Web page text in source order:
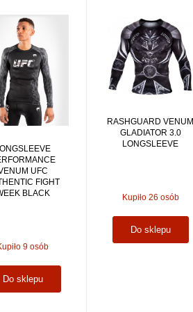
UFC
FIGHT
BLACK
9 osób
Do sklepu
RASHGUARD VENUM
GLADIATOR 3.0
LONGSLEEVE
Kupiło 26 osób
Do sklepu